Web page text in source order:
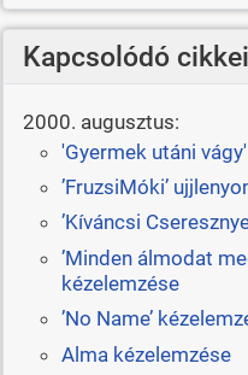
Kapcsolódó
2000. augusztus:
'Gyermek utáni
’FruzsiMóki’
’Kíváncsi
’Minden álmodat
kézelemzése
’No Name’
Alma kézelemzése